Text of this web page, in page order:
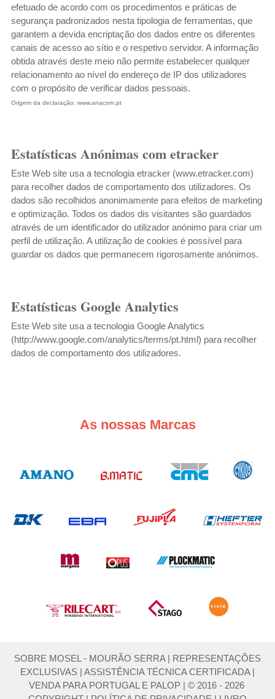
efetuado de acordo com os procedimentos e práticas de
segurança padronizados nesta tipologia de ferramentas, que
garantem a devida encriptação dos dados entre os diferentes
canais de acesso ao sítio e o respetivo servidor. A informação
obtida através deste meio não permite estabelecer qualquer
relacionamento ao nível do endereço de IP dos utilizadores
com o propósito de verificar dados pessoais.
Origem da declaração: www.anacom.pt
Estatísticas Anónimas com etracker
Este Web site usa a tecnologia etracker (www.etracker.com)
para recolher dados de comportamento dos utilizadores. Os
dados são recolhidos anonimamente para efeitos de marketing
e optimização. Todos os dados dis visitantes são guardados
através de um identificador do utilizador anónimo para criar um
perfil de utilização. A utilização de cookies é possível para
guardar os dados que permanecem rigorosamente anónimos.
Estatísticas Google Analytics
Este Web site usa a tecnologia Google Analytics
(http://www.google.com/analytics/terms/pt.html) para recolher
dados de comportamento dos utilizadores.
As nossas Marcas
SOBRE MOSEL - MOURÃO SERRA| REPRESENTAÇÕES
EXCLUSIVAS | ASSISTÊNCIA TÉCNICA CERTIFICADA|
VENDA PARA PORTUGAL E PALOP| © 2016 - 2026